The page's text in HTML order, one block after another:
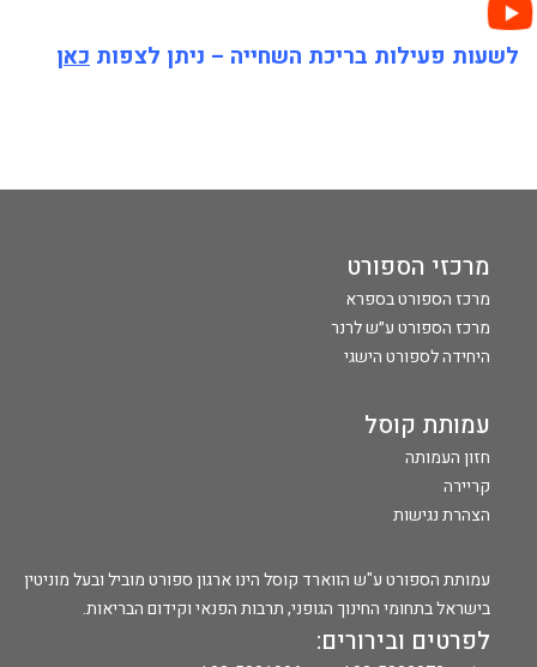
לשעות פעילות בריכת השחייה – ניתן לצפות כאן
מרכזי הספורט
מרכז הספורט בספרא
מרכז הספורט ע״ש לרנר
היחידה לספורט הישגי
עמותת קוסל
חזון העמותה
קריירה
הצהרת נגישות
עמותת הספורט ע"ש הווארד קוסל הינו ארגון ספורט מוביל ובעל מוניטין
בישראל בתחומי החינוך הגופני, תרבות הפנאי וקידום הבריאות.
לפרטים ובירורים: